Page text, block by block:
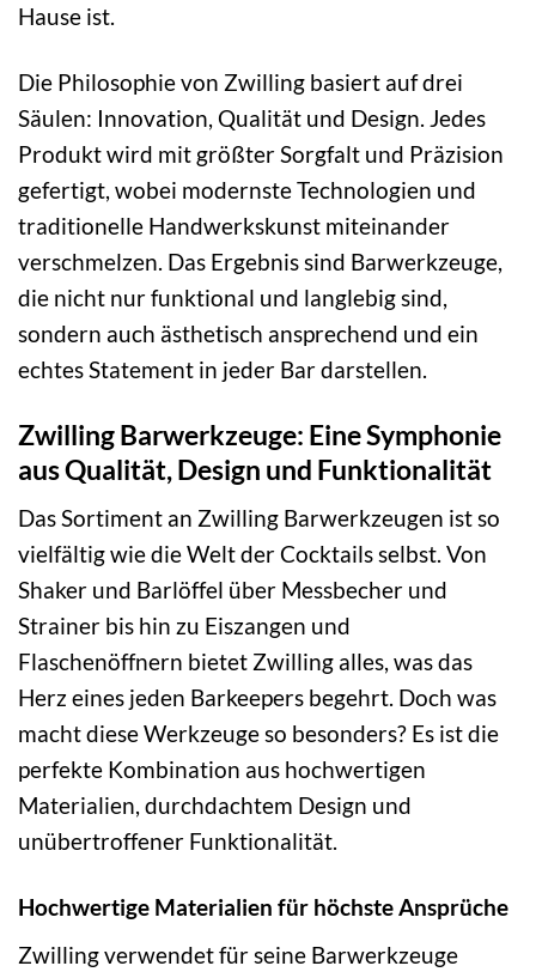
Hause ist.
Die Philosophie von Zwilling basiert auf drei
Säulen: Innovation, Qualität und Design. Jedes
Produkt wird mit größter Sorgfalt und Präzision
gefertigt, wobei modernste Technologien und
traditionelle Handwerkskunst miteinander
verschmelzen. Das Ergebnis sind Barwerkzeuge,
die nicht nur funktional und langlebig sind,
sondern auch ästhetisch ansprechend und ein
echtes Statement in jeder Bar darstellen.
Zwilling Barwerkzeuge: Eine Symphonie
aus Qualität, Design und Funktionalität
Das Sortiment an Zwilling Barwerkzeugen ist so
vielfältig wie die Welt der Cocktails selbst. Von
Shaker und Barlöffel über Messbecher und
Strainer bis hin zu Eiszangen und
Flaschenöffnern bietet Zwilling alles, was das
Herz eines jeden Barkeepers begehrt. Doch was
macht diese Werkzeuge so besonders? Es ist die
perfekte Kombination aus hochwertigen
Materialien, durchdachtem Design und
unübertroffener Funktionalität.
Hochwertige Materialien für höchste Ansprüche
Zwilling verwendet für seine Barwerkzeuge